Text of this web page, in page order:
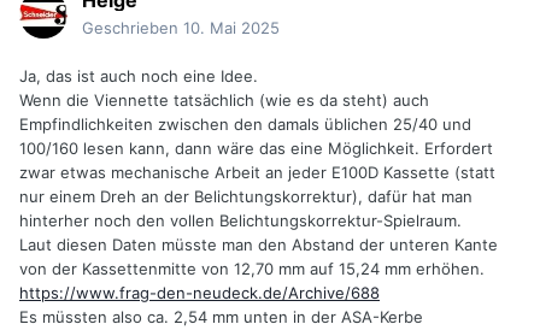
Geschrieben 10. Mai 2025
Ja, das ist auch noch eine Idee.
Wenn die Viennette tatsächlich (wie es da steht) auch
Empfindlichkeiten zwischen den damals üblichen 25/40 und
100/160 lesen kann, dann wäre das eine Möglichkeit. Erfordert
zwar etwas mechanische Arbeit an jeder E100D Kassette (statt
nur einem Dreh an der Belichtungskorrektur), dafür hat man
hinterher noch den vollen Belichtungskorrektur-Spielraum.
Laut diesen Daten müsste man den Abstand der unteren Kante
von der Kassettenmitte von 12,70 mm auf 15,24 mm erhöhen.
https://www.frag-den-neudeck.de/Archive/688
Es müssten also ca. 2,54 mm unten in der ASA-Kerbe